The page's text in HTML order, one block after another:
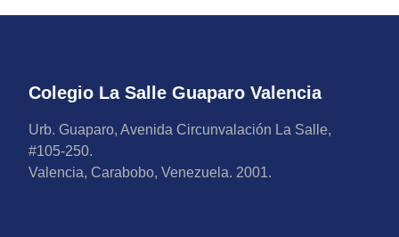
Colegio La Salle Guaparo Valencia
Urb. Guaparo, Avenida Circunvalación La Salle,
#105-250.
Valencia, Carabobo, Venezuela. 2001.